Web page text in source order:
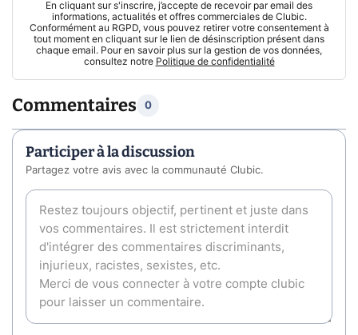
En cliquant sur s'inscrire, j’accepte de recevoir par email des
informations, actualités et offres commerciales de Clubic.
Conformément au RGPD, vous pouvez retirer votre consentement à
tout moment en cliquant sur le lien de désinscription présent dans
chaque email. Pour en savoir plus sur la gestion de vos données,
consultez notre Politique de confidentialité
Commentaires 0
Participer à la discussion
Partagez votre avis avec la communauté Clubic.